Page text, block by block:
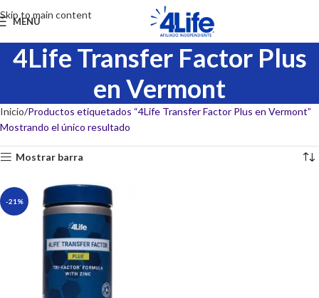
Skip to main content
MENU
4Life Transfer Factor Plus
en Vermont
Inicio Productos etiquetados “4Life Transfer Factor Plus en Vermont”
Mostrando el único resultado
Mostrar barra
-21%